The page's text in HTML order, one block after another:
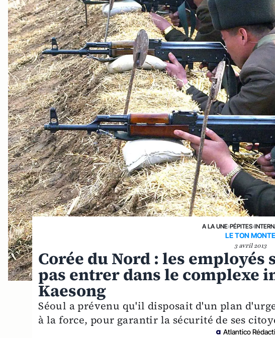
A LA UNE›PÉPITES›
LE TON MONTE
3 avril 2013
Corée du Nord : les
pas entrer dans le complexe
Kaesong
Séoul a prévenu qu'il disposait d'un plan
à la force, pour garantir la sécurité de ses
Atlantico